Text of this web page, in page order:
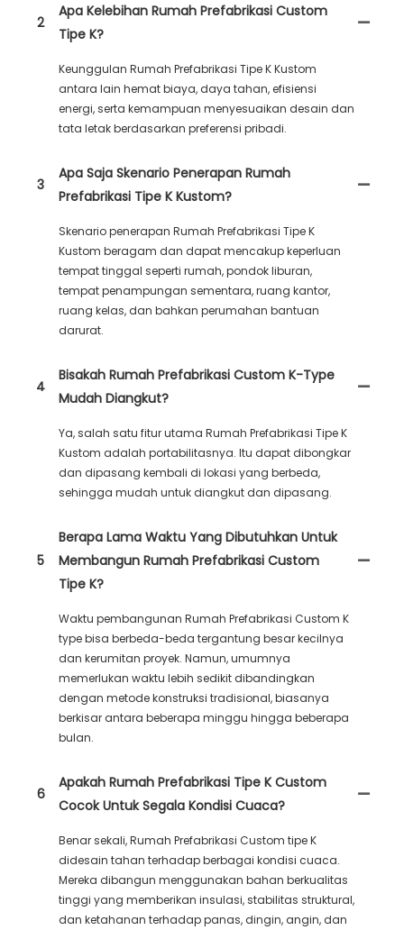
2
Apa Kelebihan Rumah Prefabrikasi Custom
Tipe K?
Keunggulan Rumah Prefabrikasi Tipe K Kustom
antara lain hemat biaya, daya tahan, efisiensi
energi, serta kemampuan menyesuaikan desain dan
tata letak berdasarkan preferensi pribadi.
3
Apa Saja Skenario Penerapan Rumah
Prefabrikasi Tipe K Kustom?
Skenario penerapan Rumah Prefabrikasi Tipe K
Kustom beragam dan dapat mencakup keperluan
tempat tinggal seperti rumah, pondok liburan,
tempat penampungan sementara, ruang kantor,
ruang kelas, dan bahkan perumahan bantuan
darurat.
4
Bisakah Rumah Prefabrikasi Custom K-Type
Mudah Diangkut?
Ya, salah satu fitur utama Rumah Prefabrikasi Tipe K
Kustom adalah portabilitasnya. Itu dapat dibongkar
dan dipasang kembali di lokasi yang berbeda,
sehingga mudah untuk diangkut dan dipasang.
5
Berapa Lama Waktu Yang Dibutuhkan Untuk
Membangun Rumah Prefabrikasi Custom
Tipe K?
Waktu pembangunan Rumah Prefabrikasi Custom K
type bisa berbeda-beda tergantung besar kecilnya
dan kerumitan proyek. Namun, umumnya
memerlukan waktu lebih sedikit dibandingkan
dengan metode konstruksi tradisional, biasanya
berkisar antara beberapa minggu hingga beberapa
bulan.
6
Apakah Rumah Prefabrikasi Tipe K Custom
Cocok Untuk Segala Kondisi Cuaca?
Benar sekali, Rumah Prefabrikasi Custom tipe K
didesain tahan terhadap berbagai kondisi cuaca.
Mereka dibangun menggunakan bahan berkualitas
tinggi yang memberikan insulasi, stabilitas struktural,
dan ketahanan terhadap panas, dingin, angin, dan